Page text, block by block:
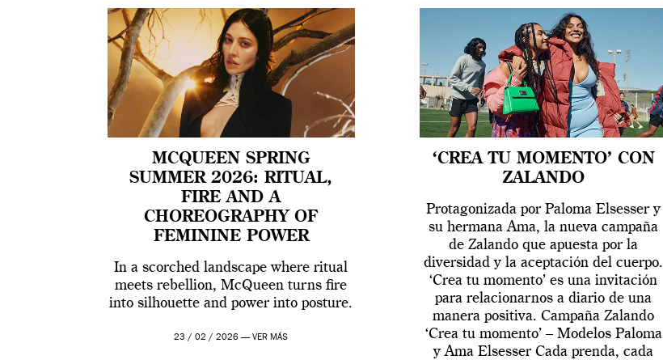
MCQUEEN SPRING
SUMMER 2026: RITUAL,
FIRE AND A
CHOREOGRAPHY OF
FEMININE POWER
In a scorched landscape where ritual
meets rebellion, McQueen turns fire
into silhouette and power into posture.
23 / 02 / 2026 —VER MÁS
‘CREA TU MOMENTO’ CON
ZALANDO
Protagonizada por Paloma Elsesser y
su hermana Ama, la nueva campaña
de Zalando que apuesta por la
diversidad y la aceptación del cuerpo.
‘Crea tu momento’ es una invitación
para relacionarnos a diario de una
manera positiva. Campaña Zalando
‘Crea tu momento’ – Modelos Paloma
y Ama Elsesser Cada prenda, cada